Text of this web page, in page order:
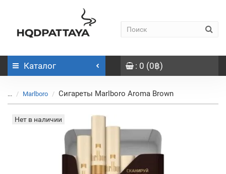
Каталог : 0 (0฿)
... Marlboro Сигареты Marlboro Aroma Brown
Нет в наличии